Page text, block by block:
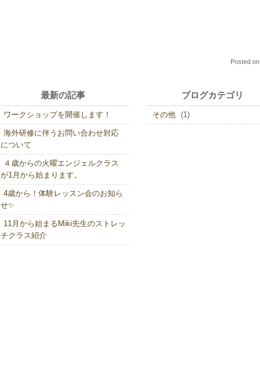
Posted on
最新の記事
ワークショップを開催します！
海外研修に伴うお問い合わせ対応
について
４歳からの火曜エンジェルクラス
が1月から始まります。
4歳から！体験レッスン会のお知ら
せ✨
11月から始まるMiki先生のストレッ
チクラス紹介
ブログカテゴリ
その他 (1)